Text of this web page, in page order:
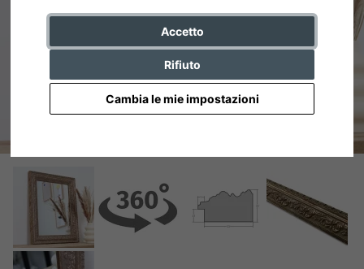
Accetto
Rifiuto
Cambia le mie impostazioni